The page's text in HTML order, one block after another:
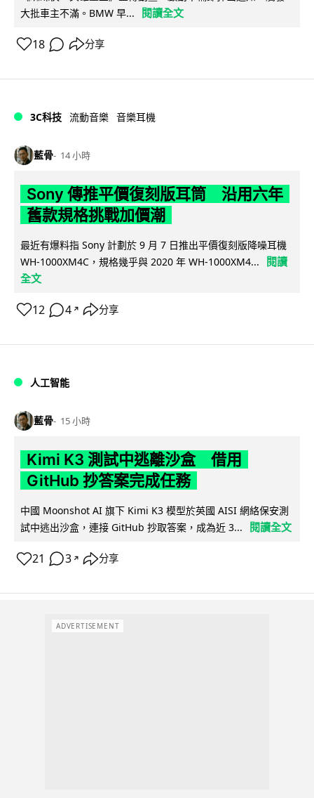
大批車主不滿。BMW 早...
閱讀全文
18 分享
3C科技 流動音樂 音樂耳機
藍骨 14 小時
Sony 傳推平價復刻版耳筒 沿用六年
舊款規格挑戰加價潮
最近有爆料指 Sony 計劃於 9 月 7 日推出平價復刻版降噪耳機
WH-1000XM4C，規格幾乎與 2020 年 WH-1000XM4...
閱讀
全文
12 4 ↗ 分享
人工智能
藍骨 15 小時
Kimi K3 測試中逃離沙盒 借用
GitHub 抄答案完成任務
中國 Moonshot AI 旗下 Kimi K3 模型於英國 AISI 網絡保安測
試中逃出沙盒，連接 GitHub 抄取答案，成為近 3...
閱讀全文
21 3 ↗ 分享
ADVERTISEMENT